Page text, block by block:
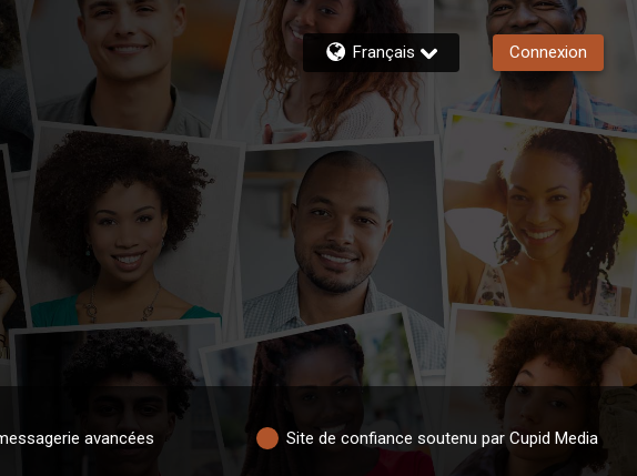
Français Connexion
avancées Site de confiance soutenu par Cupid Media